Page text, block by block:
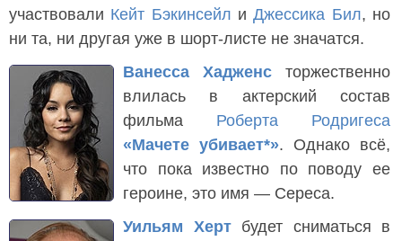
участвовали Кейт Бэкинсейл иДжессика Бил, но
ни та, ни другая уже в шорт-листе не значатся.
Ванесса Хадженс торжественно
влилась в актерский состав
фильма Роберта Родригеса
«Мачете убивает*». Однако всё,
что пока известно по поводу ее
героине, это имя — Сереса.
Уильям Хертбудет сниматься в